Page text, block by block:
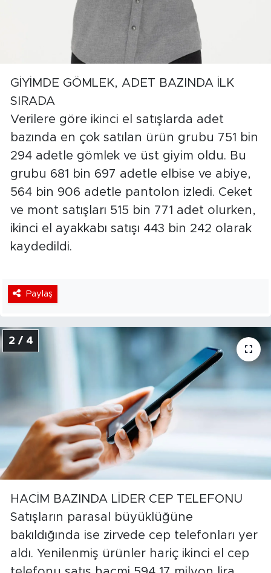
GİYİMDE GÖMLEK, ADET BAZINDA İLK
SIRADA
Verilere göre ikinci el satışlarda adet
bazında en çok satılan ürün grubu 751 bin
294 adetle gömlek ve üst giyim oldu. Bu
grubu 681 bin 697 adetle elbise ve abiye,
564 bin 906 adetle pantolon izledi. Ceket
ve mont satışları 515 bin 771 adet olurken,
ikinci el ayakkabı satışı 443 bin 242 olarak
kaydedildi.
Paylaş
2 / 4
HACİM BAZINDA LİDER CEP TELEFONU
Satışların parasal büyüklüğüne
bakıldığında ise zirvede cep telefonları yer
aldı. Yenilenmiş ürünler hariç ikinci el cep